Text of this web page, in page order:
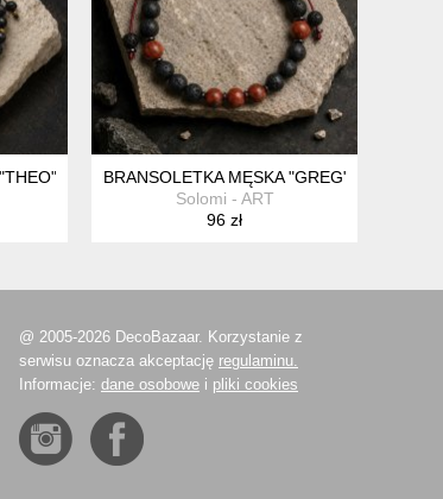
- AGAT, LAWA WULKANICZNA, HEMATYT.
BRANSOLETKA MĘSKA "GREG" - JASPIS
Solomi - ART
96 zł
@ 2005-2026 DecoBazaar. Korzystanie z
serwisu oznacza akceptację regulaminu.
Informacje: dane osobowe i pliki cookies